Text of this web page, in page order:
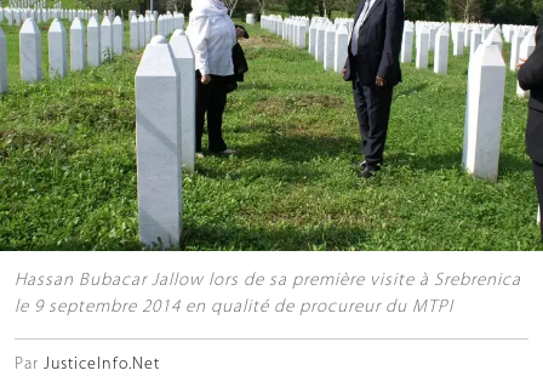
Hassan Bubacar Jallow lors de sa première visite à Srebrenica
le 9 septembre 2014 en qualité de procureur du MTPI
Par JusticeInfo.Net